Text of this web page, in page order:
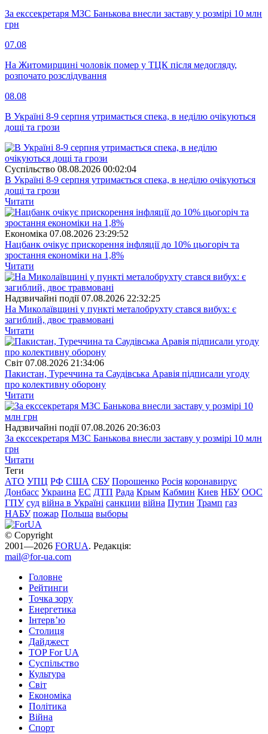
За екссекретаря МЗС Банькова внесли заставу у розмірі 10 млн
грн
07.08
На Житомирщині чоловік помер у ТЦК після медогляду,
розпочато розслідування
08.08
В Україні 8-9 серпня утримається спека, в неділю очікуються
дощі та грози
Суспiльство 08.08.2026 00:02:04
В Україні 8-9 серпня утримається спека, в неділю очікуються
дощі та грози
Читати
Економіка 07.08.2026 23:29:52
Нацбанк очікує прискорення інфляції до 10% цьогоріч та
зростання економіки на 1,8%
Читати
Надзвичайні події 07.08.2026 22:32:25
На Миколаївщині у пункті металобрухту стався вибух: є
загиблий, двоє травмовані
Читати
Свiт 07.08.2026 21:34:06
Пакистан, Туреччина та Саудівська Аравія підписали угоду
про колективну оборону
Читати
Надзвичайні події 07.08.2026 20:36:03
За екссекретаря МЗС Банькова внесли заставу у розмірі 10 млн
грн
Читати
Теги
АТО УПЦ РФ США СБУ Порошенко Росія коронавирус
Донбасс Украина ЕС ДТП Рада Крым Кабмин Киев НБУ ООС
ГПУ суд війна в Україні санкции війна Путин Трамп газ
НАБУ пожар Польша выборы
© Copyright
2001—2026 FORUA. Редакція:
mail@for-ua.com
Головне
Рейтинги
Точка зору
Енергетика
Інтерв’ю
Столиця
Дайджест
TOP For UA
Суспiльство
Культура
Світ
Економіка
Політика
Війна
Спорт